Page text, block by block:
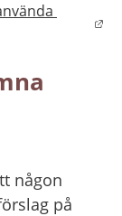
någon
på